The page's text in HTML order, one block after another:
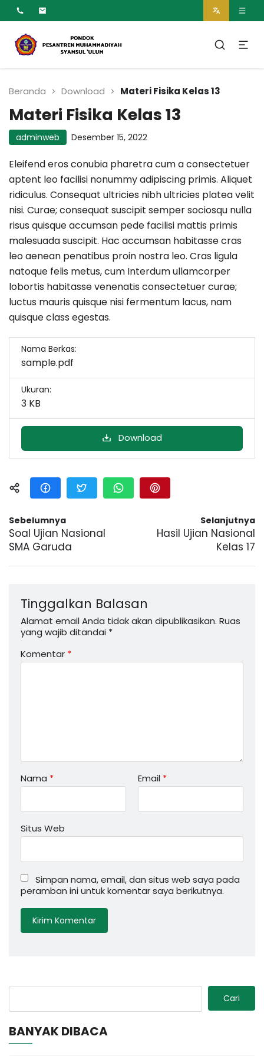
Pesantren Syamsul
Ulum Muhammadiyah
Beranda Download Materi Fisika Kelas 13
Materi Fisika Kelas 13
adminweb Desember 15, 2022
Eleifend eros conubia pharetra cum a consectetuer
aptent leo facilisi nonummy adipiscing primis. Aliquet
ridiculus. Consequat ultricies nibh ultricies platea velit
nisi. Curae; consequat suscipit semper sociosqu nulla
risus quisque accumsan pede facilisi mattis primis
malesuada suscipit. Hac accumsan habitasse cras
leo aenean penatibus proin nostra leo. Cras ligula
natoque felis metus, cum Interdum ullamcorper
lobortis habitasse venenatis consectetuer curae;
luctus mauris quisque nisi fermentum lacus, nam
quisque class egestas.
Nama Berkas:
sample.pdf
Ukuran:
3 KB
Download
Sebelumnya
Soal Ujian Nasional
SMA Garuda
Selanjutnya
Hasil Ujian Nasional
Kelas 17
Tinggalkan Balasan
Alamat email Anda tidak akan dipublikasikan. Ruas
yang wajib ditandai *
Komentar *
Nama * Email *
Situs Web
Simpan nama, email, dan situs web saya pada
peramban ini untuk komentar saya berikutnya.
Cari
BANYAK DIBACA